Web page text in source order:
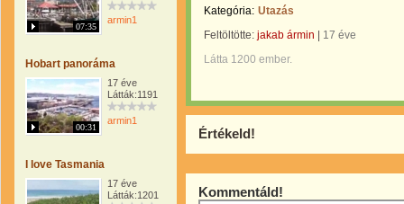
07:35
armin1
Hobart panoráma
00:31
17 éve
Látták:1191
armin1
I love Tasmania
17 éve
Látták:1201
Kategória: Utazás
Feltöltötte: jakab ármin
17 éve
Látta 1200 ember.
Értékeld!
Kommentáld!